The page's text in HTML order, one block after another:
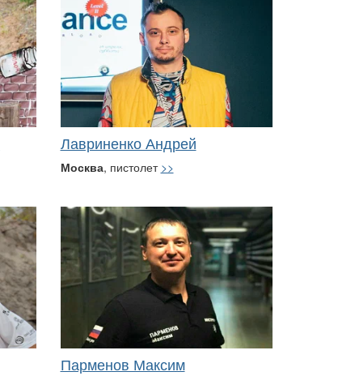
Лавриненко Андрей
Москва, пистолет >>
Парменов Максим